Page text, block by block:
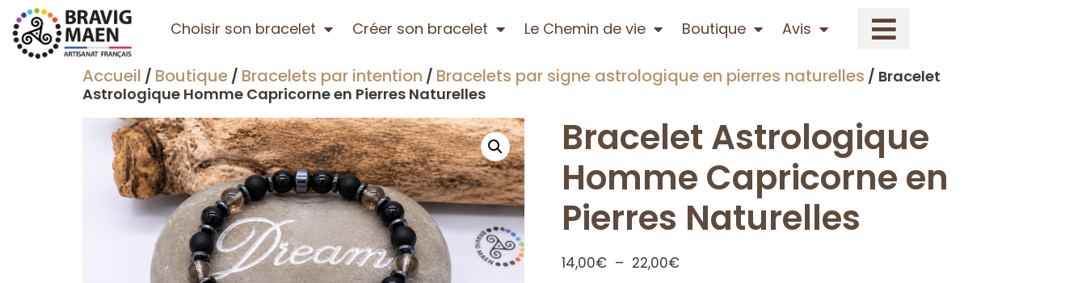
Choisir son bracelet Créer son bracelet Le Chemin de vie Boutique Avis
Accueil / Boutique / Bracelets par intention / Bracelets par signe astrologique en pierres naturelles / Bracelet
Astrologique Homme Capricorne en Pierres Naturelles
Bracelet Astrologique
Homme Capricorne en
Pierres Naturelles
14,00€ – 22,00€